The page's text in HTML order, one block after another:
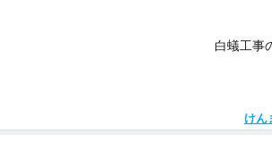
白蟻工事
けん